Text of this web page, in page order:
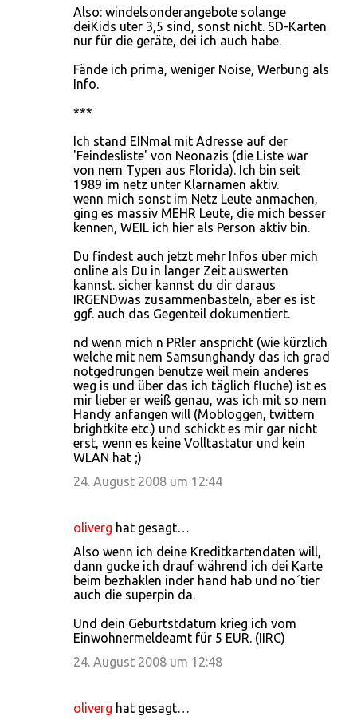
Also: windelsonderangebote solange
deiKids uter 3,5 sind, sonst nicht. SD-Karten
nur für die geräte, dei ich auch habe.
Fände ich prima, weniger Noise, Werbung als
Info.
***
Ich stand EINmal mit Adresse auf der
'Feindesliste' von Neonazis (die Liste war
von nem Typen aus Florida). Ich bin seit
1989 im netz unter Klarnamen aktiv.
wenn mich sonst im Netz Leute anmachen,
ging es massiv MEHR Leute, die mich besser
kennen, WEIL ich hier als Person aktiv bin.
Du findest auch jetzt mehr Infos über mich
online als Du in langer Zeit auswerten
kannst. sicher kannst du dir daraus
IRGENDwas zusammenbasteln, aber es ist
ggf. auch das Gegenteil dokumentiert.
nd wenn mich n PRler anspricht (wie kürzlich
welche mit nem Samsunghandy das ich grad
notgedrungen benutze weil mein anderes
weg is und über das ich täglich fluche) ist es
mir lieber er weiß genau, was ich mit so nem
Handy anfangen will (Mobloggen, twittern
brightkite etc.) und schickt es mir gar nicht
erst, wenn es keine Volltastatur und kein
WLAN hat ;)
24. August 2008 um 12:44
oliverg hat gesagt…
Also wenn ich deine Kreditkartendaten will,
dann gucke ich drauf während ich dei Karte
beim bezhaklen inder hand hab und no´tier
auch die superpin da.
Und dein Geburtstdatum krieg ich vom
Einwohnermeldeamt für 5 EUR. (IIRC)
24. August 2008 um 12:48
oliverg hat gesagt…